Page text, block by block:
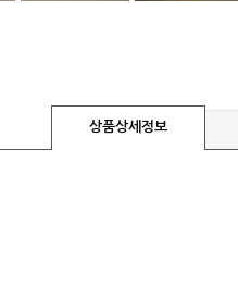
상품상세정보